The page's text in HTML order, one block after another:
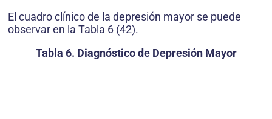
El cuadro clínico de la depresión mayor se puede
observar en la Tabla 6 (42).
Tabla 6. Diagnóstico de Depresión Mayor